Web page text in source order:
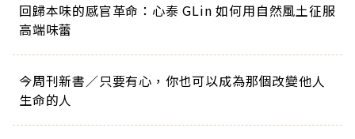
回歸本味的感官革命：心泰 GLin 如何用自然風土征服
高端味蕾
今周刊新書／只要有心，你也可以成為那個改變他人
生命的人